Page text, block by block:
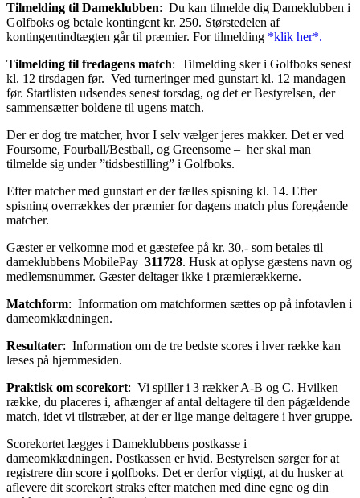
Tilmelding til Dameklubben: Du kan tilmelde dig Dameklubben i
Golfboks og betale kontingent kr. 250. Størstedelen af
kontingentindtægten går til præmier. For tilmelding *klik her*.
Tilmelding til fredagens match: Tilmelding sker i Golfboks senest
kl. 12 tirsdagen før. Ved turneringer med gunstart kl. 12 mandagen
før. Startlisten udsendes senest torsdag, og det er Bestyrelsen, der
sammensætter boldene til ugens match.
Der er dog tre matcher, hvor I selv vælger jeres makker. Det er ved
Foursome, Fourball/Bestball, og Greensome – her skal man
tilmelde sig under ”tidsbestilling” i Golfboks.
Efter matcher med gunstart er der fælles spisning kl. 14. Efter
spisning overrækkes der præmier for dagens match plus foregående
matcher.
Gæster er velkomne mod et gæstefee på kr. 30,- som betales til
dameklubbens MobilePay 311728. Husk at oplyse gæstens navn og
medlemsnummer. Gæster deltager ikke i præmierækkerne.
Matchform: Information om matchformen sættes op på infotavlen i
dameomklædningen.
Resultater: Information om de tre bedste scores i hver række kan
læses på hjemmesiden.
Praktisk om scorekort: Vi spiller i 3 rækker A-B og C. Hvilken
række, du placeres i, afhænger af antal deltagere til den pågældende
match, idet vi tilstræber, at der er lige mange deltagere i hver gruppe.
Scorekortet lægges i Dameklubbens postkasse i
dameomklædningen. Postkassen er hvid. Bestyrelsen sørger for at
registrere din score i golfboks. Det er derfor vigtigt, at du husker at
aflevere dit scorekort straks efter matchen med dine egne og din